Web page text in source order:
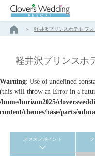
軽井沢プリンスホテル フ
軽井沢プリンスホ
Warning: Use of undefined
(this will throw an Error in a
/home/horizon2025/
content/themes/base/parts/
オススメポイント